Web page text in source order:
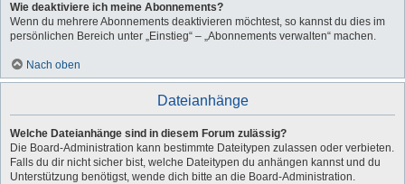
Wie deaktiviere ich meine Abonnements?
Wenn du mehrere Abonnements deaktivieren möchtest, so kannst du dies im
persönlichen Bereich unter „Einstieg“ – „Abonnements verwalten“ machen.
Nach oben
Dateianhänge
Welche Dateianhänge sind in diesem Forum zulässig?
Die Board-Administration kann bestimmte Dateitypen zulassen oder verbieten.
Falls du dir nicht sicher bist, welche Dateitypen du anhängen kannst und du
Unterstützung benötigst, wende dich bitte an die Board-Administration.